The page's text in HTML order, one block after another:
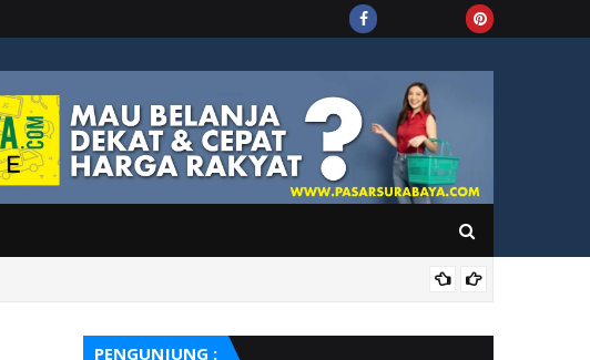
PENGUNJUNG :